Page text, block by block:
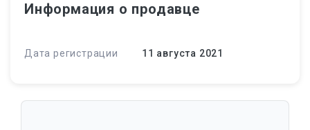
Информация о продавце
Дата регистрации 11 августа 2021